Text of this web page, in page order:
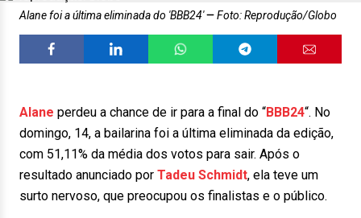
Alane foi a última eliminada do 'BBB24' Foto: Reprodução/Globo
Alane perdeu a chance de ir para a final do “BBB24“. No
domingo, 14, a bailarina foi a última eliminada da edição,
com 51,11% da média dos votos para sair. Após o
resultado anunciado por Tadeu Schmidt, ela teve um
surto nervoso, que preocupou os finalistas e o público.